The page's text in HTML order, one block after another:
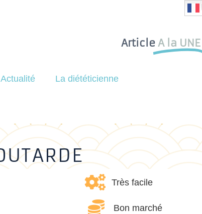
Article A la UNE
Actualité La diététicienne
Très facile
Bon marché